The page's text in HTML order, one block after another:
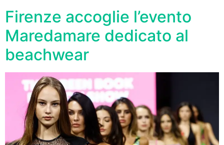
Firenze accoglie l’evento
Maredamare dedicato al
beachwear